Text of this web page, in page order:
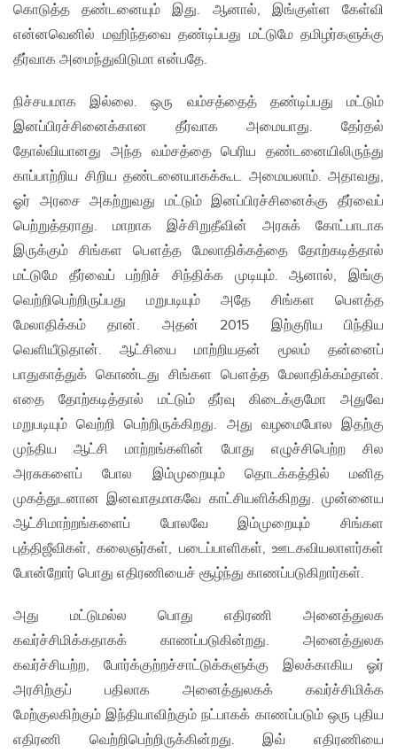
கொடுத்த தண்டனையும் இது. ஆனால், இங்குள்ள கேள்வி
என்னவெனில் மஹிந்தவை தண்டிப்பது மட்டுமே தமிழர்களுக்கு
தீர்வாக அமைந்துவிடுமா என்பதே.
நிச்சயமாக இல்லை. ஒரு வம்சத்தைத் தண்டிப்பது மட்டும்
இனப்பிரச்சினைக்கான தீர்வாக அமையாது. தேர்தல்
தோல்வியானது அந்த வம்சத்தை பெரிய தண்டனையிலிருந்து
காப்பாற்றிய சிறிய தண்டனையாகக்கூட அமையலாம். அதாவது,
ஓர் அரசை அகற்றுவது மட்டும் இனப்பிரச்சினைக்கு தீர்வைப்
பெற்றுத்தராது. மாறாக இச்சிறுதீவின் அரசுக் கோட்பாடாக
இருக்கும் சிங்கள பௌத்த மேலாதிக்கத்தை தோற்கடித்தால்
மட்டுமே தீர்வைப் பற்றிச் சிந்திக்க முடியும். ஆனால், இங்கு
வெற்றிபெற்றிருப்பது மறுபடியும் அதே சிங்கள பௌத்த
மேலாதிக்கம் தான். அதன் 2015 இற்குரிய பிந்திய
வெளியீடுதான். ஆட்சியை மாற்றியதன் மூலம் தன்னைப்
பாதுகாத்துக் கொண்டது சிங்கள பௌத்த மேலாதிக்கம்தான்.
எதை தோற்கடித்தால் மட்டும் தீர்வு கிடைக்குமோ அதுவே
மறுபடியும் வெற்றி பெற்றிருக்கிறது. அது வழமைபோல இதற்கு
முந்திய ஆட்சி மாற்றங்களின் போது எழுச்சிபெற்ற சில
அரசுகளைப் போல இம்முறையும் தொடக்கத்தில் மனித
முகத்துடனான இனவாதமாகவே காட்சியளிக்கிறது. முன்னைய
ஆட்சிமாற்றங்களைப் போலவே இம்முறையும் சிங்கள
புத்திஜீவிகள், கலைஞர்கள், படைப்பாளிகள், ஊடகவியலாளர்கள்
போன்றோர் பொது எதிரணியைச் சூழ்ந்து காணப்படுகிறார்கள்.
அது மட்டுமல்ல பொது எதிரணி அனைத்துலக
கவர்ச்சிமிக்கதாகக் காணப்படுகின்றது. அனைத்துலக
கவர்ச்சியற்ற, போர்க்குற்றச்சாட்டுக்களுக்கு இலக்காகிய ஓர்
அரசிற்குப் பதிலாக அனைத்துலகக் கவர்ச்சிமிக்க
மேற்குலகிற்கும் இந்தியாவிற்கும் நட்பாகக் காணப்படும் ஒரு புதிய
எதிரணி வெற்றிபெற்றிருக்கின்றது. இவ் எதிரணியை